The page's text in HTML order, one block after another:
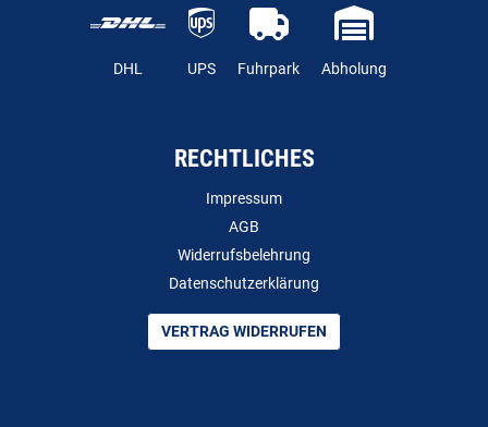
DHL UPS Fuhrpark Abholung
RECHTLICHES
Impressum
AGB
Widerrufsbelehrung
Datenschutzerklärung
VERTRAG WIDERRUFEN